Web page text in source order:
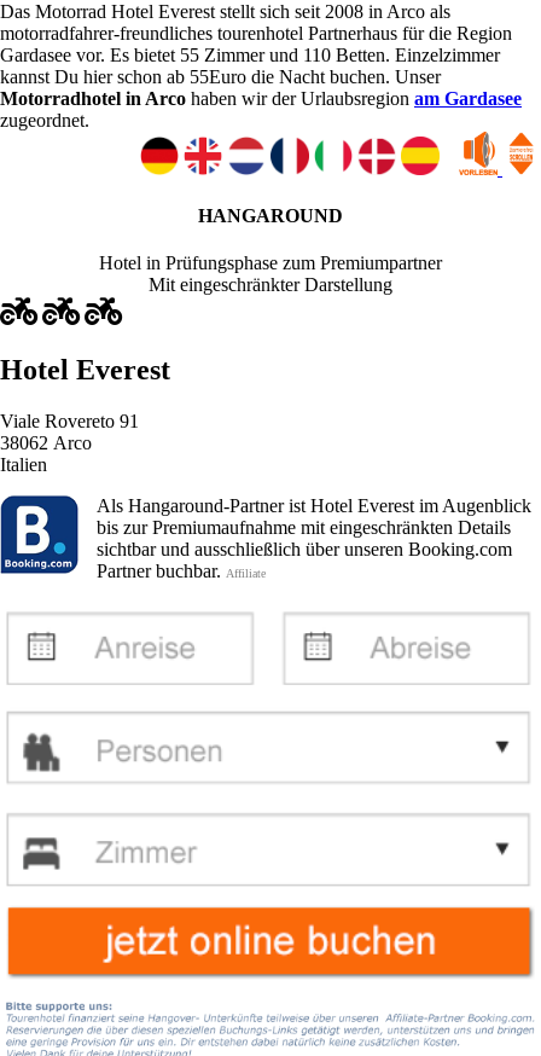
Das Motorrad Hotel Everest stellt sich seit 2008 in Arco als
motorradfahrer-freundliches tourenhotel Partnerhaus für die Region
Gardasee vor. Es bietet 55 Zimmer und 110 Betten. Einzelzimmer
kannst Du hier schon ab 55Euro die Nacht buchen. Unser
Motorradhotel in Arco haben wir der Urlaubsregion am Gardasee
zugeordnet.
HANGAROUND
Hotel in Prüfungsphase zum Premiumpartner
Mit eingeschränkter Darstellung
Hotel Everest
Viale Rovereto 91
38062 Arco
Italien
Als Hangaround-Partner ist Hotel Everest im Augenblick
bis zur Premiumaufnahme mit eingeschränkten Details
sichtbar und ausschließlich über unseren Booking.com
Partner buchbar. Affiliate